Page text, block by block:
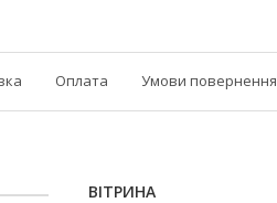
Оплата Умови повернення
ВІТРИНА